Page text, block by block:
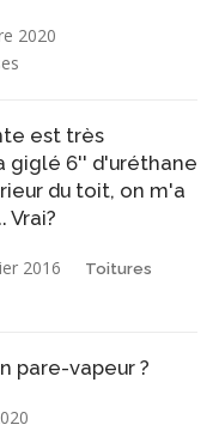
2020
est très
giglé 6'' d'uréthane
du toit, on m'a
2016 Toitures
pare-vapeur ?